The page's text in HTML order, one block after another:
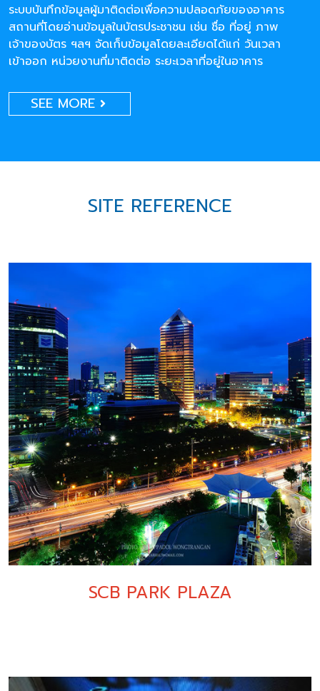
ระบบบันทึกข้อมูลผู้มาติดต่อเพื่อความปลอดภัยของอาคาร
สถานที่โดยอ่านข้อมูลในบัตรประชาชน เช่น ชื่อ ที่อยู่ ภาพ
เจ้าของบัตร ฯลฯ จัดเก็บข้อมูลโดยละเอียดได้แก่ วันเวลา
เข้าออก หน่วยงานที่มาติดต่อ ระยะเวลาที่อยู่ในอาคาร
SEE MORE
SITE REFERENCE
SCB PARK PLAZA